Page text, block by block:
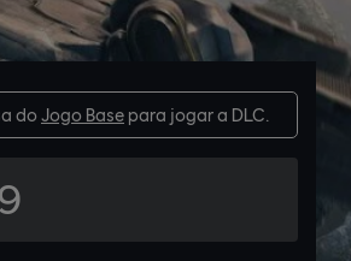
do Jogo Base para jogar a DLC.